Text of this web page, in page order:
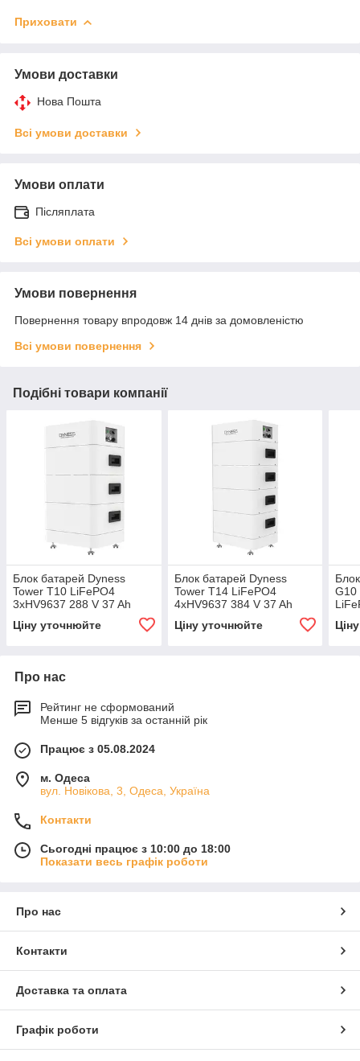
Приховати
Умови доставки
Нова Пошта
Всі умови доставки
Умови оплати
Післяплата
Всі умови оплати
Умови повернення
Повернення товару впродовж 14 днів за домовленістю
Всі умови повернення
Подібні товари компанії
Блок батарей Dyness
Tower T10 LiFePO4
3xHV9637 288 V 37 Ah
Ціну уточнюйте
Блок батарей Dyness
Tower T14 LiFePO4
4xHV9637 384 V 37 Ah
Ціну уточнюйте
G10
Про нас
Рейтинг не сформований
Менше 5 відгуків за останній рік
Працює з 05.08.2024
м. Одеса
вул. Новікова, 3, Одеса, Україна
Контакти
Сьогодні працює з 10:00 до 18:00
Показати весь графік роботи
Про нас
Контакти
Доставка та оплата
Графік роботи